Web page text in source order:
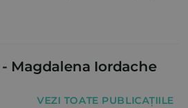
Magdalena Iordache
VEZI TOATE PUBLICAȚIILE